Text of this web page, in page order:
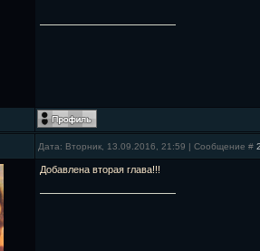
Дата: Вторник, 13.09.2016, 21:59 | Сообщение # 2
Добавлена вторая глава!!!